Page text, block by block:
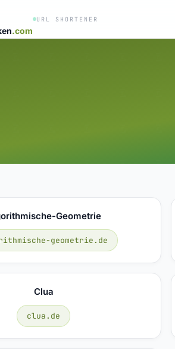
.com
URL SHORTENER
Geometrie
geometrie.de
Clua
clua.de